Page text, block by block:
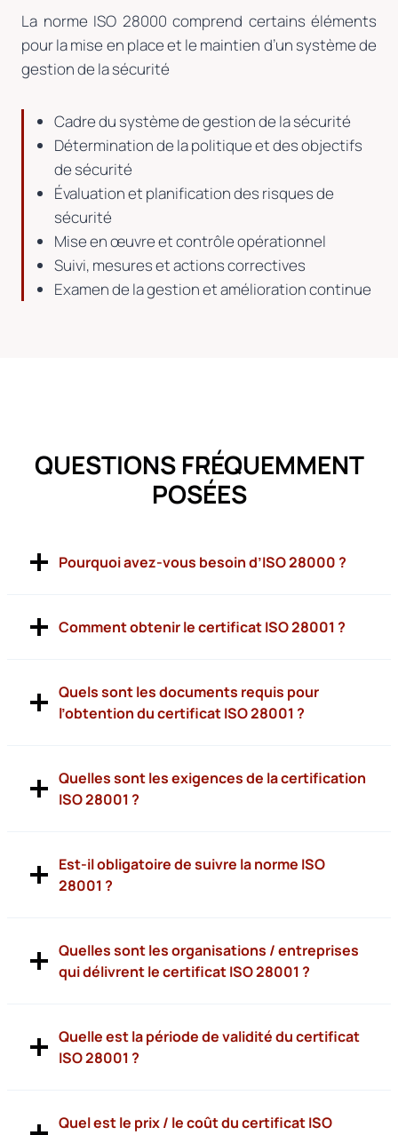
La norme ISO 28000 comprend certains éléments
pour la mise en place et le maintien d’un système de
gestion de la sécurité
Cadre du système de gestion de la sécurité
Détermination de la politique et des objectifs
de sécurité
Évaluation et planification des risques de
sécurité
Mise en œuvre et contrôle opérationnel
Suivi, mesures et actions correctives
Examen de la gestion et amélioration continue
QUESTIONS FRÉQUEMMENT
POSÉES
Pourquoi avez-vous besoin d’ISO 28000 ?
Comment obtenir le certificat ISO 28001 ?
Quels sont les documents requis pour
l’obtention du certificat ISO 28001 ?
Quelles sont les exigences de la certification
ISO 28001 ?
Est-il obligatoire de suivre la norme ISO
28001 ?
Quelles sont les organisations / entreprises
qui délivrent le certificat ISO 28001 ?
Quelle est la période de validité du certificat
ISO 28001 ?
Quel est le prix / le coût du certificat ISO